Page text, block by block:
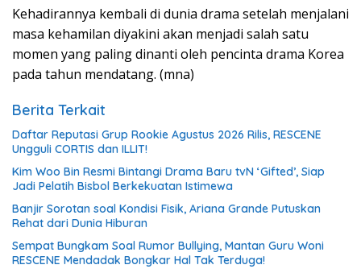
Kehadirannya kembali di dunia drama setelah menjalani
masa kehamilan diyakini akan menjadi salah satu
momen yang paling dinanti oleh pencinta drama Korea
pada tahun mendatang. (mna)
Berita Terkait
Daftar Reputasi Grup Rookie Agustus 2026 Rilis, RESCENE
Ungguli CORTIS dan ILLIT!
Kim Woo Bin Resmi Bintangi Drama Baru tvN ‘Gifted’, Siap
Jadi Pelatih Bisbol Berkekuatan Istimewa
Banjir Sorotan soal Kondisi Fisik, Ariana Grande Putuskan
Rehat dari Dunia Hiburan
Sempat Bungkam Soal Rumor Bullying, Mantan Guru Woni
RESCENE Mendadak Bongkar Hal Tak Terduga!